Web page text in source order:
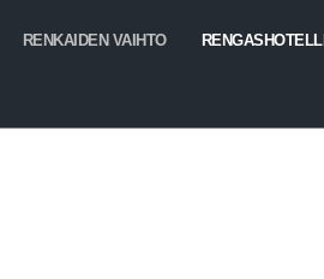
RENKAIDEN VAIHTO RENGASHOTELLI